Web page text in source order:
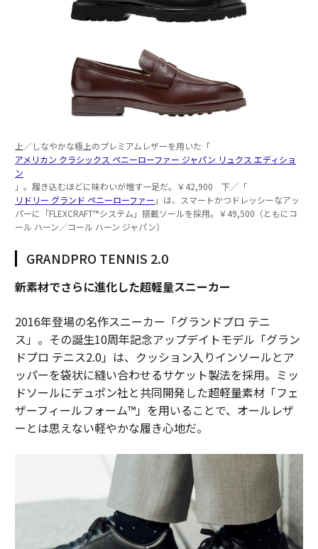
上／しなやかな極上のプレミアムレザーを用いた「
アメリカン クラシックス ペニーローファー ジャパン リュクス エディショ
ン
」。履き込むほどに味わいが増す一足だ。￥42,900 下／「
リドリー グランド ペニーローファー 」は、スマートかつドレッシーなアッ
パーに「FLEXCRAFT™️システム」搭載ソールを採用。￥49,500（ともにコ
ール ハーン／コール ハーン ジャパン）
GRANDPRO TENNIS 2.0
新素材でさらに進化した超軽量スニーカー
2016年登場の名作スニーカー「グランドプロ テニ
ス」。その誕生10周年記念アップデイトモデル「グラン
ドプロ テニス2.0」は、クッション入りインソールとア
ッパーを袋状に縫い合わせるサケット製法を採用。ミッ
ドソールにデュポン社と共同開発した超軽量素材「フェ
ザーフィールフォーム™︎」を用いることで、オールレザ
ーとは思えない軽やかな履き心地だ。